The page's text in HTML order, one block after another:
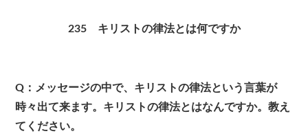
235 キリストの律法とは何ですか
Q：メッセージの中で、キリストの律法という言葉が
時々出て来ます。キリストの律法とはなんですか。教え
てください。